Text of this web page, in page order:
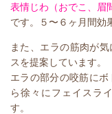
表情じわ（おでこ、眉
です。
５〜６ヶ⽉間効
また、エラの筋肉が
スを提案しています。
エラの部分の咬筋に
ら徐々にフェイスラ
す。